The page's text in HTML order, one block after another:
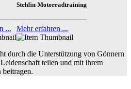
...
Stehlin-Motorradtraining
Mehr erfahren ...
durch die Unterstützung von Gönnern
teilen und mit ihrem
beitragen.